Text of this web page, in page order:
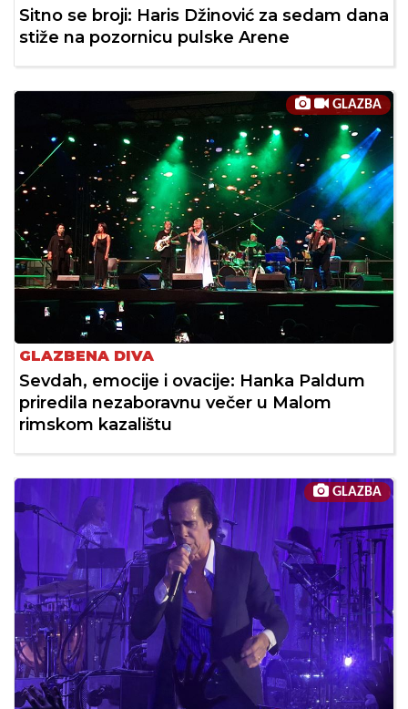
Sitno se broji: Haris Džinović za sedam dana
stiže na pozornicu pulske Arene
GLAZBA
GLAZBENA DIVA
Sevdah, emocije i ovacije: Hanka Paldum
priredila nezaboravnu večer u Malom
rimskom kazalištu
GLAZBA